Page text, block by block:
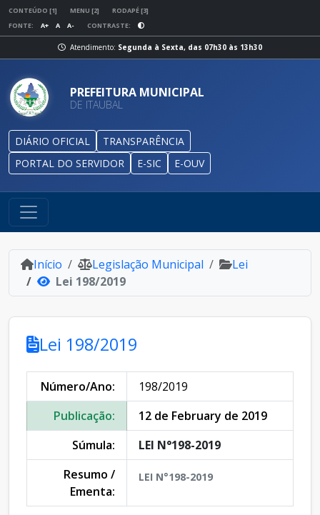
CONTEÚDO [1] MENU [2]
RODAPÉ [3]
FONTE:
A+ A A- CONTRASTE:
Atendimento: Segunda à Sexta, das 07h30 às 13h30
PREFEITURA MUNICIPAL
DE ITAUBAL
DIÁRIO OFICIAL
TRANSPARÊNCIA
PORTAL DO SERVIDOR
E-SIC E-OUV
Início Legislação Municipal
Lei
Lei 198/2019
Lei 198/2019
Número/Ano:
198/2019
Publicação:
12 de February de 2019
Súmula:
LEI N°198-2019
Resumo /
Ementa:
LEI N°198-2019